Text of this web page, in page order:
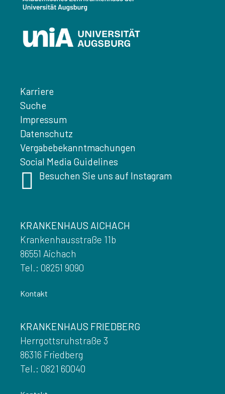
Karriere
Suche
Impressum
Datenschutz
Vergabebekanntmachungen
Social Media Guidelines
Besuchen Sie uns auf Instagram
KRANKENHAUS AICHACH
Krankenhausstraße 11b
86551 Aichach
Tel.: 08251 9090
Kontakt
KRANKENHAUS FRIEDBERG
Herrgottsruhstraße 3
86316 Friedberg
Tel.: 0821 60040